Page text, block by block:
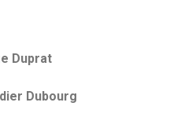
Duprat
Dubourg